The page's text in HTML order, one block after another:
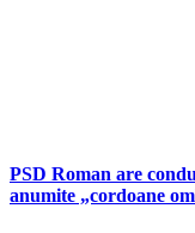
PSD Roman are
anumite „cordoane